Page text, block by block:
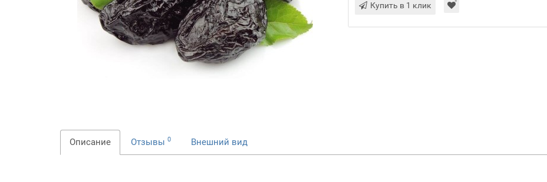
Купить в 1 клик
Описание Отзывы 0 Внешний вид